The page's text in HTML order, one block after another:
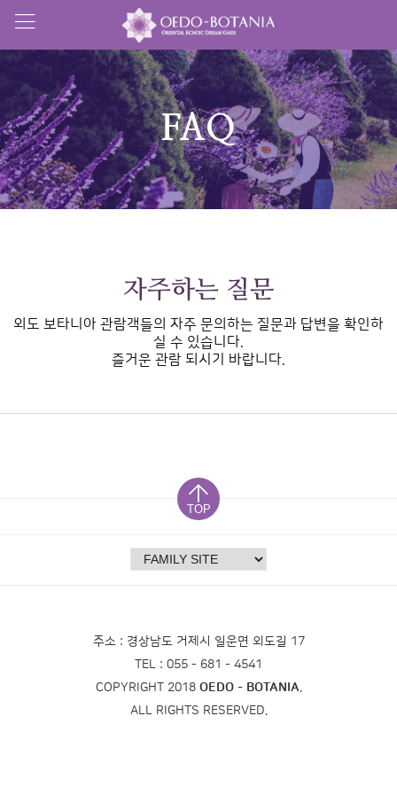
FAQ
자주하는 질문
외도 보타니아 관람객들의 자주 문의하는 질문과 답변을 확인하
실 수 있습니다.
즐거운 관람 되시기 바랍니다.
TOP
주소 : 경상남도 거제시 일운면 외도길 17
TEL : 055 - 681 - 4541
COPYRIGHT 2018 OEDO - BOTANIA.
ALL RIGHTS RESERVED.